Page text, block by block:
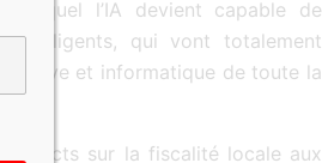
lequel l’IA devient capable de
qui vont totalement
et informatique de toute la
sur la fiscalité locale aux